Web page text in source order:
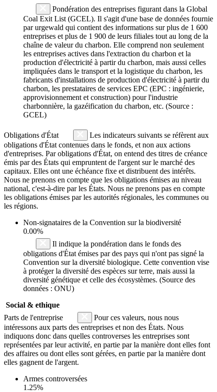
Pondération des entreprises figurant dans la Global
Coal Exit List (GCEL). Il s'agit d'une base de données fournie
par urgewald qui contient des informations sur plus de 1 600
entreprises et plus de 1 900 de leurs filiales tout au long de la
chaîne de valeur du charbon. Elle comprend non seulement
les entreprises actives dans l'extraction du charbon et la
production d'électricité à partir du charbon, mais aussi celles
impliquées dans le transport et la logistique du charbon, les
fabricants d'installations de production d'électricité à partir du
charbon, les prestataires de services EPC (EPC : ingénierie,
approvisionnement et construction) pour l'industrie
charbonnière, la gazéification du charbon, etc. (Source :
GCEL)
Obligations d'État
Les indicateurs suivants se réfèrent aux
obligations d'État contenues dans le fonds, et non aux actions
d'entreprises. Par obligations d'État, on entend des titres de créance
émis par des États qui empruntent de l'argent sur le marché des
capitaux. Elles ont une échéance fixe et distribuent des intérêts.
Nous ne prenons en compte que les obligations émises au niveau
national, c'est-à-dire par les États. Nous ne prenons pas en compte
les obligations émises par les autorités régionales, les communes ou
les régions.
Non-signataires de la Convention sur la biodiversité
0.00%
Il indique la pondération dans le fonds des
obligations d'État émises par des pays qui n'ont pas signé la
Convention sur la diversité biologique. Cette convention vise
à protéger la diversité des espèces sur terre, mais aussi la
diversité génétique et celle des écosystèmes. (Source des
données : ONU)
Social & ethique
Parts de l'entreprise
Pour ces valeurs, nous nous
intéressons aux parts des entreprises et non des États. Nous
indiquons donc dans quelles controverses les entreprises sont
représentées par leur activité, en partie par la manière dont elles font
des affaires ou dont elles sont gérées, en partie par la manière dont
elles gagnent de l'argent.
Armes controversées
1.25%